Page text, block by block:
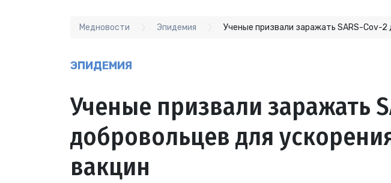
Медновости Эпидемия Ученые призвали заражать SARS-Cov-2
ЭПИДЕМИЯ
Ученые призвали заражать
добровольцев для
вакцин